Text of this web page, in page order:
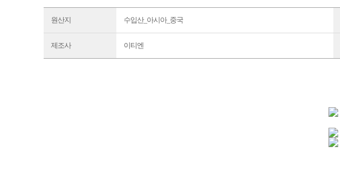
원산지 수입산_아시아_중국
제조사 이티엔